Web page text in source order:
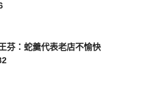
芬：蛇羹代表老店不愉快